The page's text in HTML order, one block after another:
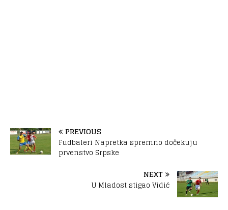
PREVIOUS
Fudbaleri Napretka spremno dočekuju
prvenstvo Srpske
NEXT
U Mladost stigao Vidić